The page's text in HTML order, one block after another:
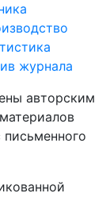
журнала
авторским
письменного